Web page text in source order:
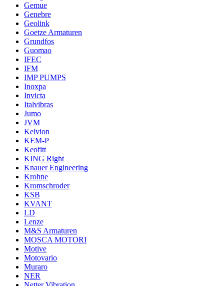
Gemue
Genebre
Geolink
Goetze Armaturen
Grundfos
Guomao
IFEC
IFM
IMP PUMPS
Inoxpa
Invicta
Italvibras
Jumo
JVM
Kelvion
KEM-P
Keofitt
KING Right
Knauer Engineering
Krohne
Kromschroder
KSB
KVANT
LD
Lenze
M&S Armaturen
MOSCA MOTORI
Motive
Motovario
Muraro
NER